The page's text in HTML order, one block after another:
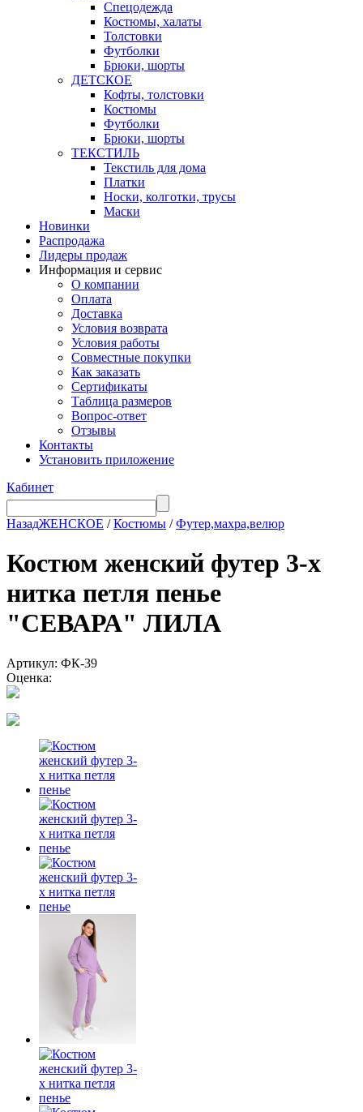
Спецодежда
Костюмы, халаты
Толстовки
Футболки
Брюки, шорты
ДЕТСКОЕ
Кофты, толстовки
Костюмы
Футболки
Брюки, шорты
ТЕКСТИЛЬ
Текстиль для дома
Платки
Носки, колготки, трусы
Маски
Новинки
Распродажа
Лидеры продаж
Информация и сервис
О компании
Оплата
Доставка
Условия возврата
Условия работы
Совместные покупки
Как заказать
Сертификаты
Таблица размеров
Вопрос-ответ
Отзывы
Контакты
Установить приложение
Кабинет
НазадЖЕНСКОЕ /Костюмы /Футер,махра,велюр
Костюм женский футер 3-х
нитка петля пенье
"СЕВАРА" ЛИЛА
Артикул: ФК-39
Оценка: